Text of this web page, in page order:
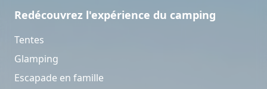
Redécouvrez l'expérience du camping
Tentes
Glamping
Escapade en famille